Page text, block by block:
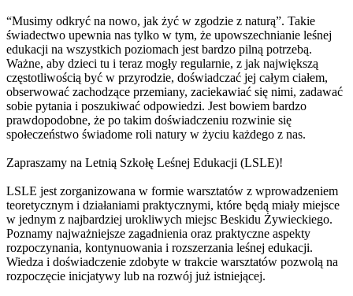
“Musimy odkryć na nowo, jak żyć w zgodzie z naturą”. Takie
świadectwo upewnia nas tylko w tym, że upowszechnianie leśnej
edukacji na wszystkich poziomach jest bardzo pilną potrzebą.
Ważne, aby dzieci tu i teraz mogły regularnie, z jak największą
częstotliwością być w przyrodzie, doświadczać jej całym ciałem,
obserwować zachodzące przemiany, zaciekawiać się nimi, zadawać
sobie pytania i poszukiwać odpowiedzi. Jest bowiem bardzo
prawdopodobne, że po takim doświadczeniu rozwinie się
społeczeństwo świadome roli natury w życiu każdego z nas.
Zapraszamy na Letnią Szkołę Leśnej Edukacji (LSLE)!
LSLE jest zorganizowana w formie warsztatów z wprowadzeniem
teoretycznym i działaniami praktycznymi, które będą miały miejsce
w jednym z najbardziej urokliwych miejsc Beskidu Żywieckiego.
Poznamy najważniejsze zagadnienia oraz praktyczne aspekty
rozpoczynania, kontynuowania i rozszerzania leśnej edukacji.
Wiedza i doświadczenie zdobyte w trakcie warsztatów pozwolą na
rozpoczęcie inicjatywy lub na rozwój już istniejącej.